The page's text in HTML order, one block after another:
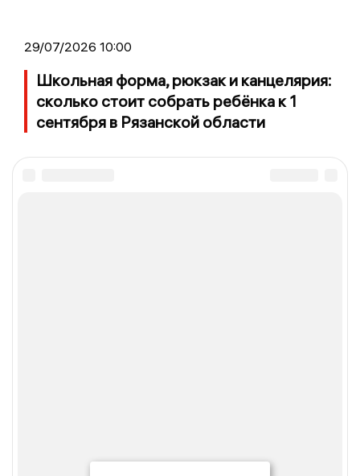
29/07/2026 10:00
Школьная форма, рюкзак и канцелярия:
сколько стоит собрать ребёнка к 1
сентября в Рязанской области